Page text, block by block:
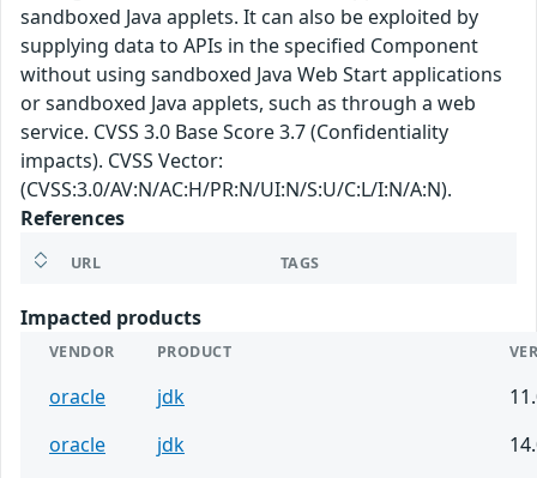
sandboxed Java applets. It can also be exploited by
supplying data to APIs in the specified Component
without using sandboxed Java Web Start applications
or sandboxed Java applets, such as through a web
service. CVSS 3.0 Base Score 3.7 (Confidentiality
impacts). CVSS Vector:
(CVSS:3.0/AV:N/AC:H/PR:N/UI:N/S:U/C:L/I:N/A:N).
References
URL TAGS
Impacted products
VENDOR PRODUCT
oracle jdk
oracle
jdk